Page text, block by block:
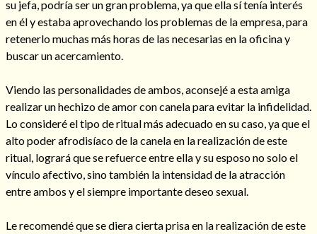
Consulta de tarot online
Hechizo de alejamiento
su jefa, podría ser un gran problema, ya que ella sí tenía interés
en él y estaba aprovechando los problemas de la empresa, para
retenerlo muchas más horas de las necesarias en la oficina y
buscar un acercamiento.
Viendo las personalidades de ambos, aconsejé a esta amiga
realizar un hechizo de amor con canela para evitar la infidelidad.
Lo consideré el tipo de ritual más adecuado en su caso, ya que el
alto poder afrodisíaco de la canela en la realización de este
ritual, logrará que se refuerce entre ella y su esposo no solo el
vínculo afectivo, sino también la intensidad de la atracción
entre ambos y el siempre importante deseo sexual.
Le recomendé que se diera cierta prisa en la realización de este